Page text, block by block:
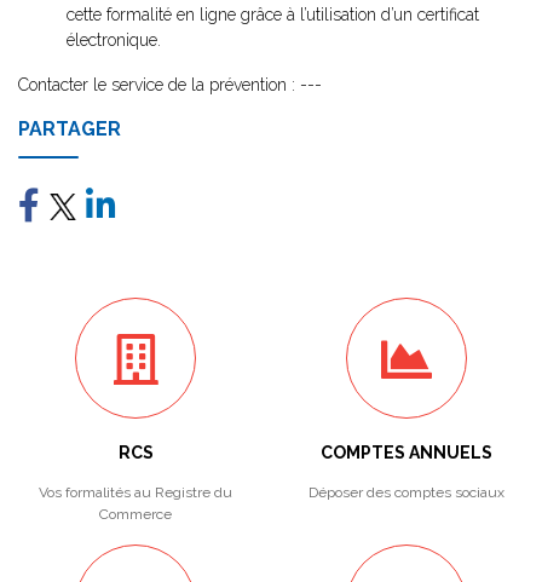
cette formalité en ligne grâce à l’utilisation d’un certificat
électronique.
Contacter le service de la prévention : ---
PARTAGER
RCS
Vos formalités au Registre du
Commerce
COMPTES ANNUELS
Déposer des comptes sociaux